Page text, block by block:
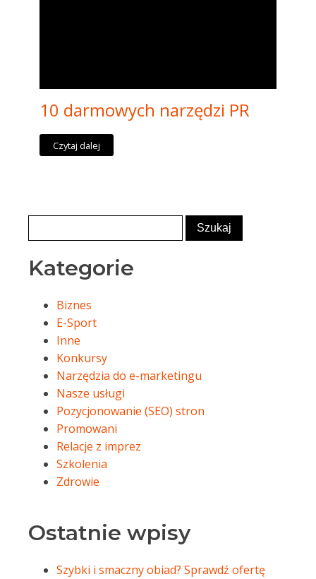
10 darmowych narzędzi PR
Czytaj dalej
Kategorie
Biznes
E-Sport
Inne
Konkursy
Narzędzia do e-marketingu
Nasze usługi
Pozycjonowanie (SEO) stron
Promowani
Relacje z imprez
Szkolenia
Zdrowie
Ostatnie wpisy
Szybki i smaczny obiad? Sprawdź ofertę